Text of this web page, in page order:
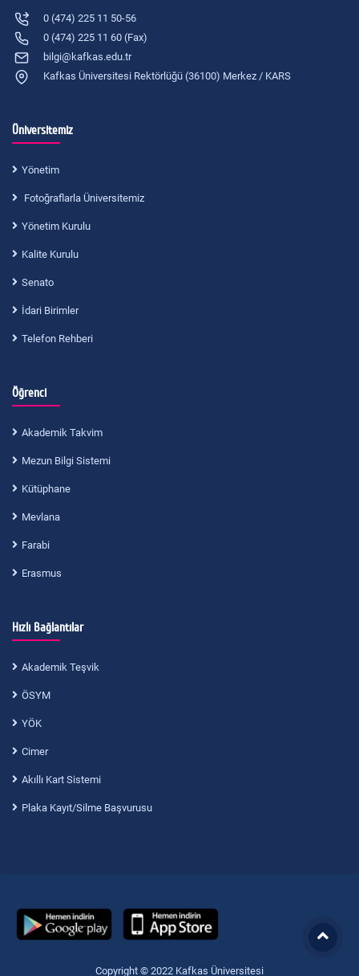
0 (474) 225 11 50-56
0 (474) 225 11 60 (Fax)
bilgi@kafkas.edu.tr
Kafkas Üniversitesi Rektörlüğü (36100) Merkez / KARS
Üniversitemiz
Yönetim
Fotoğraflarla Üniversitemiz
Yönetim Kurulu
Kalite Kurulu
Senato
İdari Birimler
Telefon Rehberi
Öğrenci
Akademik Takvim
Mezun Bilgi Sistemi
Kütüphane
Mevlana
Farabi
Erasmus
Hızlı Bağlantılar
Akademik Teşvik
ÖSYM
YÖK
Cimer
Akıllı Kart Sistemi
Plaka Kayıt/Silme Başvurusu
Copyright © 2022 Kafkas Üniversitesi